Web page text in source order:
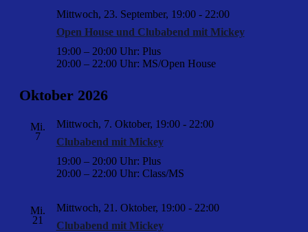
Open House und Clubabend mit Mickey
Mittwoch, 23. September, 19:00- 22:00
19:00 – 20:00 Uhr: Plus
20:00 – 22:00 Uhr: MS/Open House
Oktober 2026
Mi.
7
Clubabend mit Mickey
Mittwoch, 7. Oktober, 19:00- 22:00
19:00 – 20:00 Uhr: Plus
20:00 – 22:00 Uhr: Class/MS
Mi.
21
Clubabend mit Mickey
Mittwoch, 21. Oktober, 19:00- 22:00